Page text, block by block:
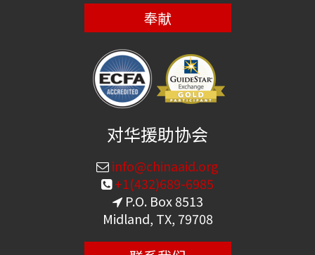
奉献
对华援助协会
info@chinaaid.org
+1(432)689-6985
P.O. Box 8513
Midland, TX, 79708